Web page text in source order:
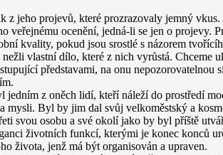
z jeho projevů, které prozrazovaly jemný vkus.
veřejnému ocenění, jedná-li se jen o projevy.
kvality, pokud jsou srostlé s názorem
vlastní dílo, které z nich vyrůstá. Chceme
představami, na onu
z oněch lidí, kteří náleží do prostředí
mysli. Byl by jim dal svůj velkoměstský a
svou osobu a své okolí jako by byl příště
životních funkcí, kterými je konec konců
života, jenž má být organisován a upraven.